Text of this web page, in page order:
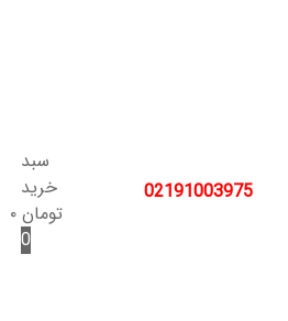
02191003975
سبد
خرید
تومان۰
0